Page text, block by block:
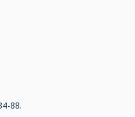
88.